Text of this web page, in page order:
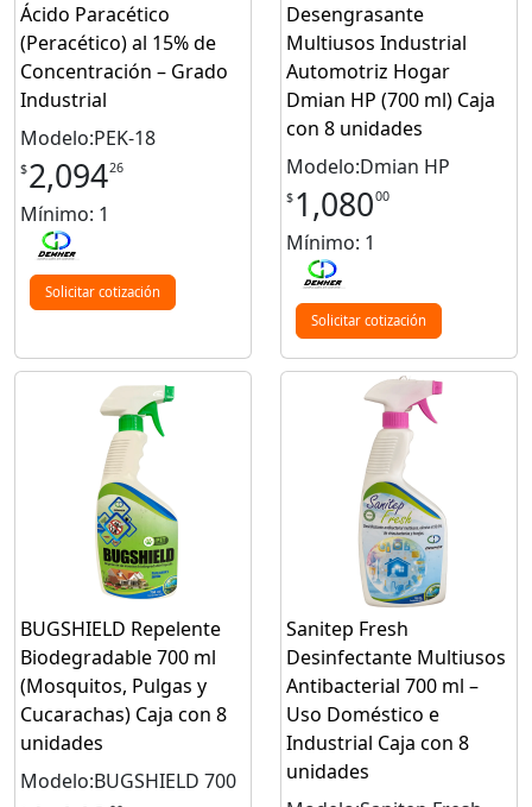
Ácido Paracético
(Peracético) al 15% de
Concentración – Grado
Industrial
Modelo:PEK-18
$2,09426
Mínimo: 1
Solicitar cotización
Desengrasante
Multiusos Industrial
Automotriz Hogar
Dmian HP (700 ml) Caja
con 8 unidades
Modelo:Dmian HP
$ 1,08000
Mínimo: 1
Solicitar cotización
BUGSHIELD Repelente
Biodegradable 700 ml
(Mosquitos, Pulgas y
Cucarachas) Caja con 8
unidades
Modelo:BUGSHIELD 700
Sanitep Fresh
Desinfectante Multiusos
Antibacterial 700 ml –
Uso Doméstico e
Industrial Caja con 8
unidades